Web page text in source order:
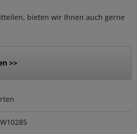
bieten wir Ihnen auch gerne
>>